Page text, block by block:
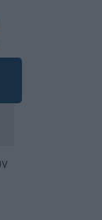
βόμβες